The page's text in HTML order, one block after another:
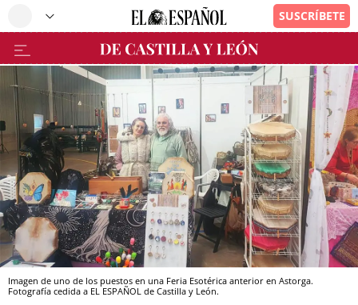
Imagen de uno de los puestos en una Feria Esotérica anterior en Astorga.
Fotografía cedida a EL ESPAÑOL de Castilla y León.